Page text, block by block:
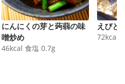
にんにくの芽と蒟蒻の味
噌炒め
46kcal 食塩 0.7g
えびと
72kcal